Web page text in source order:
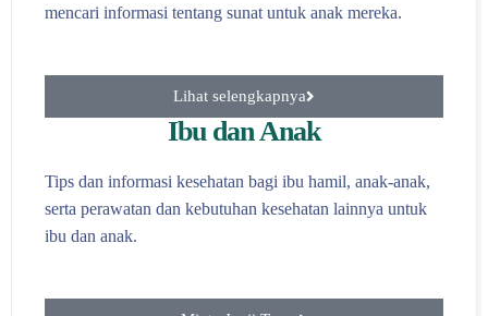
mencari informasi tentang sunat untuk anak mereka.
Lihat selengkapnya
Ibu dan Anak
Tips dan informasi kesehatan bagi ibu hamil, anak-anak,
serta perawatan dan kebutuhan kesehatan lainnya untuk
ibu dan anak.